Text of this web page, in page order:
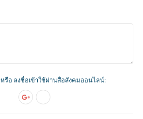
หรือ ลงชื่อเข้าใช้ผ่านสื่อสังคมออนไลน์: